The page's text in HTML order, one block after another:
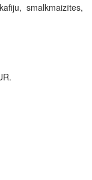
smalkmaizītes,